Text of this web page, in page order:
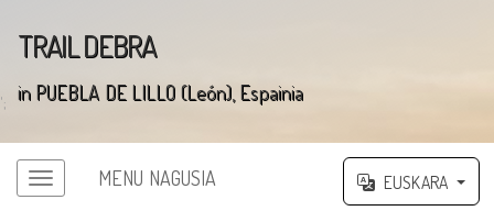
TRAIL DEBRA
in PUEBLA DE LILLO (León), Espainia
';
MENU NAGUSIA EUSKARA